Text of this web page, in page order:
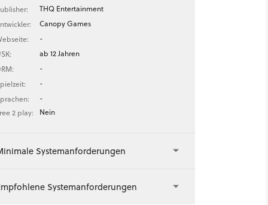
THQ Entertainment
Canopy Games
-
ab 12 Jahren
-
-
-
2 play:
Nein
Systemanforderungen
Systemanforderungen